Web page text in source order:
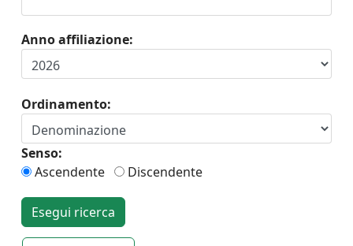
Anno affiliazione:
Ordinamento:
Senso:
Ascendente
Discendente
Esegui ricerca